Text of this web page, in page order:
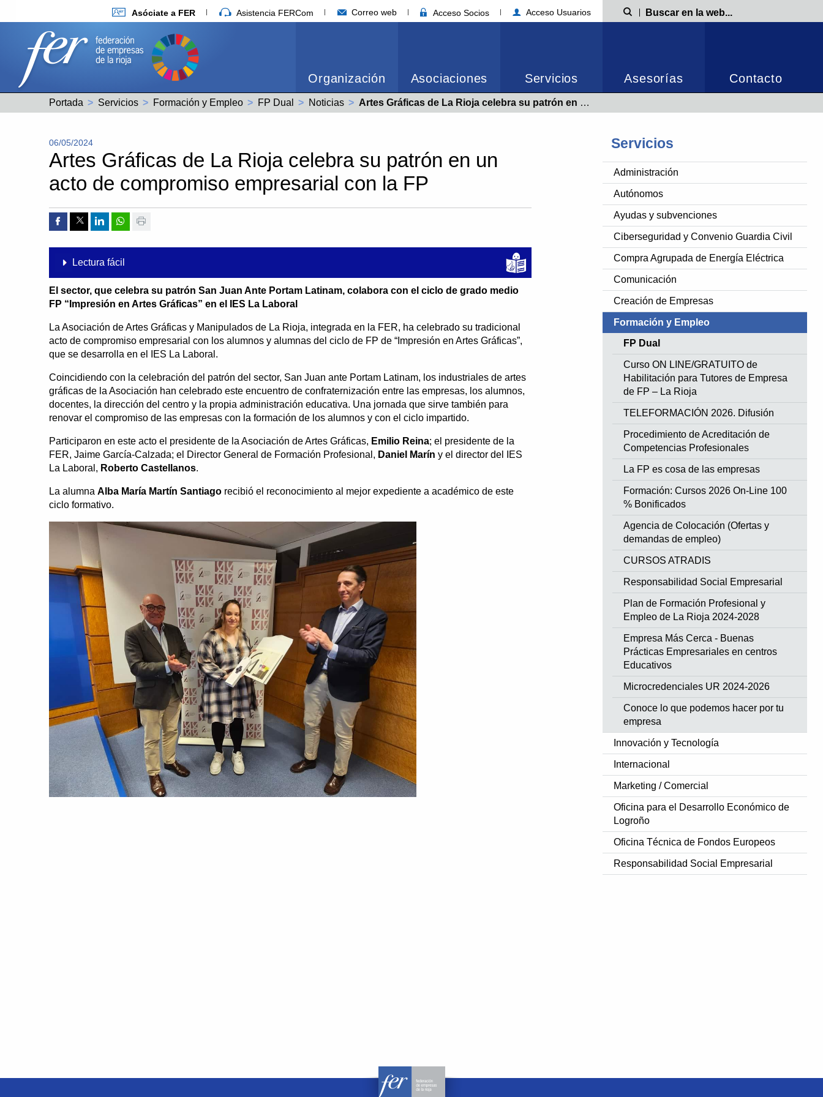
Asóciate a FER Asistencia FERCom Correo web Acceso Socios Acceso Usuarios Búsqueda
Organización Asociaciones Servicios Asesorías Contacto
Portada Servicios Formación y Empleo FP Dual Noticias Actual:
Artes Gráficas de La Rioja celebra su patrón en un acto de compromiso empresarial con la FP
Servicios
Administración
Autónomos
Ayudas y subvenciones
Ciberseguridad y Convenio Guardia Civil
Compra Agrupada de Energía Eléctrica
Comunicación
Creación de Empresas
Formación y Empleo
FP Dual
Curso ON LINE/GRATUITO de
Habilitación para Tutores de Empresa
de FP – La Rioja
TELEFORMACIÓN 2026. Difusión
Procedimiento de Acreditación de
Competencias Profesionales
La FP es cosa de las empresas
Formación: Cursos 2026 On-Line 100
% Bonificados
Agencia de Colocación (Ofertas y
demandas de empleo)
CURSOS ATRADIS
Responsabilidad Social Empresarial
Plan de Formación Profesional y
Empleo de La Rioja 2024-2028
Empresa Más Cerca - Buenas
Prácticas Empresariales en centros
Educativos
Microcredenciales UR 2024-2026
Conoce lo que podemos hacer por tu
empresa
Innovación y Tecnología
Internacional
Marketing / Comercial
Oficina para el Desarrollo Económico de
Logroño
Oficina Técnica de Fondos Europeos
Responsabilidad Social Empresarial
06/05/2024
Artes Gráficas de La Rioja celebra su patrón en un
acto de compromiso empresarial con la FP
Compartir por Facebook
Compartir por Twitter
Compartir por Linkedin
Compartir por whatsapp
Lectura fácil
El sector, que celebra su patrón San Juan Ante Portam Latinam, colabora con el ciclo de grado medio
FP “Impresión en Artes Gráficas” en el IES La Laboral
La Asociación de Artes Gráficas y Manipulados de La Rioja, integrada en la FER, ha celebrado su tradicional
acto de compromiso empresarial con los alumnos y alumnas del ciclo de FP de “Impresión en Artes Gráficas”,
que se desarrolla en el IES La Laboral.
Coincidiendo con la celebración del patrón del sector, San Juan ante Portam Latinam, los industriales de artes
gráficas de la Asociación han celebrado este encuentro de confraternización entre las empresas, los alumnos,
docentes, la dirección del centro y la propia administración educativa. Una jornada que sirve también para
renovar el compromiso de las empresas con la formación de los alumnos y con el ciclo impartido.
Participaron en este acto el presidente de la Asociación de Artes Gráficas, Emilio Reina; el presidente de la
FER, Jaime García-Calzada; el Director General de Formación Profesional, Daniel Marín y el director del IES
La Laboral, Roberto Castellanos.
La alumna Alba María Martín Santiago recibió el reconocimiento al mejor expediente a académico de este
ciclo formativo.